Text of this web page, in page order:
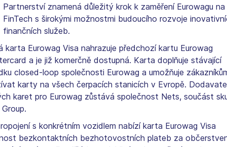
Partnerství znamená důležitý krok k zaměření Eurowagu na
FinTech s širokými možnostmi budoucího rozvoje
finančních služeb.
karta Eurowag Visa nahrazuje předchozí kartu Eurowag
a je již komerčně dostupná. Karta doplňuje stávající
closed-loop společnosti Eurowag a umožňuje
karty na všech čerpacích stanicích v Evropě.
karet pro Eurowag zůstává společnost Nets, součást
s konkrétním vozidlem nabízí karta Eurowag Visa
bezkontaktních bezhotovostních plateb za